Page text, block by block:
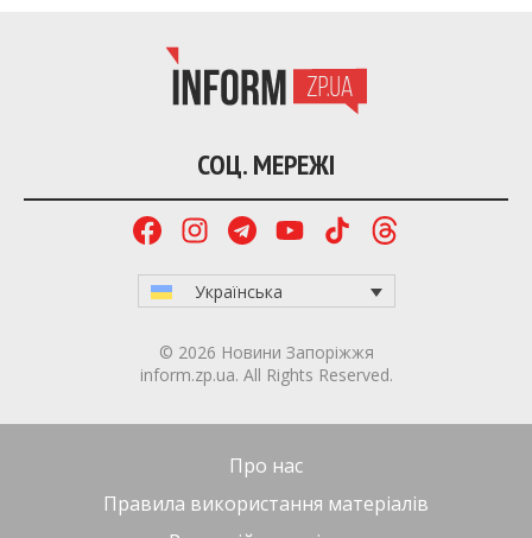
СОЦ. МЕРЕЖІ
Українська
© 2026 Новини Запоріжжя
inform.zp.ua. All Rights Reserved.
Про нас
Правила використання матеріалів